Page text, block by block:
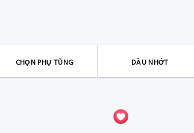
CHỌN PHỤ TÙNG DẦU NHỚT